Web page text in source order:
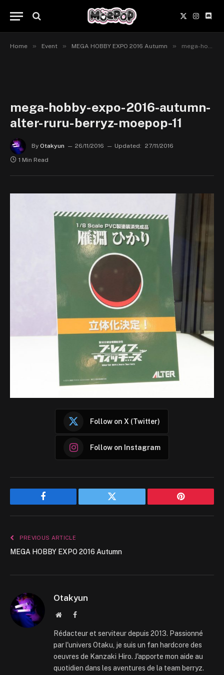
X
(Twitter)
Home » Event » MEGA HOBBY EXPO 2016 Autumn » mega-hobby-expo-2016-autumn-alter-ruru-berryz-moepop-11
mega-hobby-expo-2016-autumn-
alter-ruru-berryz-moepop-11
By Otakyun 26/11/2016 Updated: 27/11/2016
1 Min Read
Follow on X (Twitter)
Follow on Instagram
Facebook Twitter Pinterest
PREVIOUS ARTICLE
MEGA HOBBY EXPO 2016 Autumn
Otakyun
WebsiteFacebook
Rédacteur et serviteur depuis 2013. Passionné
par l'univers Otaku, je suis un fan hardcore des
oeuvres de Kanzaki Hiro. J'apporte mon aide au
quotidien dans les aventures de la team berryz.